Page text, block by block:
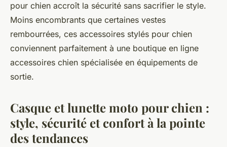
pour chien accroît la sécurité sans sacrifier le style.
Moins encombrants que certaines vestes
rembourrées, ces accessoires stylés pour chien
conviennent parfaitement à une boutique en ligne
accessoires chien spécialisée en équipements de
sortie.
Casque et lunette moto pour chien :
style, sécurité et confort à la pointe
des tendances